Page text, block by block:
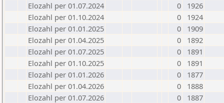
Elozahl per 01.07.2024
0
1926
Elozahl per 01.10.2024
0
1924
Elozahl per 01.01.2025
0
1909
Elozahl per 01.04.2025
0
1892
Elozahl per 01.07.2025
0
1891
Elozahl per 01.10.2025
0
1891
Elozahl per 01.01.2026
0
1877
Elozahl per 01.04.2026
0
1888
Elozahl per 01.07.2026
0
1887